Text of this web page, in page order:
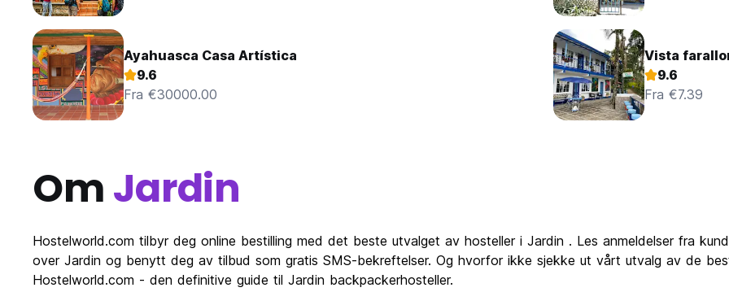
Ayahuasca Casa Artística
9.6
Fra €30000.00
Vista
9.6
Fra €7.39
OmJardin
Hostelworld.com tilbyr deg online bestilling med det beste utvalget av hosteller i Jardin . Les anmeldelser fra
over Jardin og benytt deg av tilbud som gratis SMS-bekreftelser. Og hvorfor ikke sjekke ut vårt utvalg av de
Hostelworld.com - den definitive guide til Jardin backpackerhosteller.